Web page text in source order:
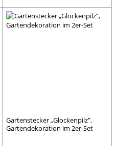
Gartenstecker „Glockenpilz”,
Gartendekoration im 2er-Set